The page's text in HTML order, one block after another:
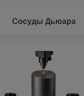
Сосуды Дьюара